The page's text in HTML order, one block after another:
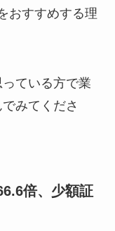
おすすめする理
ている方で業
みてくださ
倍、少額証